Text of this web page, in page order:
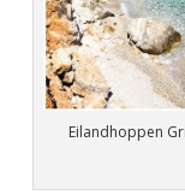
Eilandhoppen